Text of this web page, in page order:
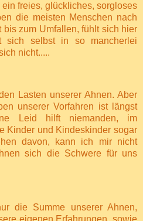
freies, glückliches, sorgloses
die meisten Menschen nach
bis zum Umfallen, fühlt sich hier
sich selbst in so mancherlei
nicht.....
Lasten unserer Ahnen. Aber
unserer Vorfahren ist längst
Leid hilft niemanden, im
Kinder und Kindeskinder sogar
davon, kann ich mir nicht
sich die Schwere für uns
die Summe unserer Ahnen,
eigenen Erfahrungen, sowie